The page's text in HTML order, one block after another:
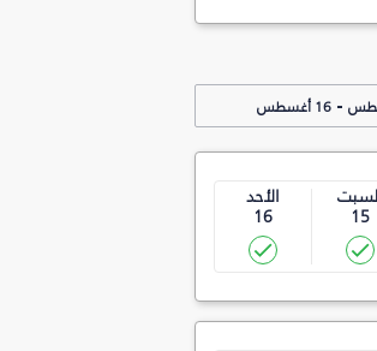
-16 أغسطس
15
الأحد
16